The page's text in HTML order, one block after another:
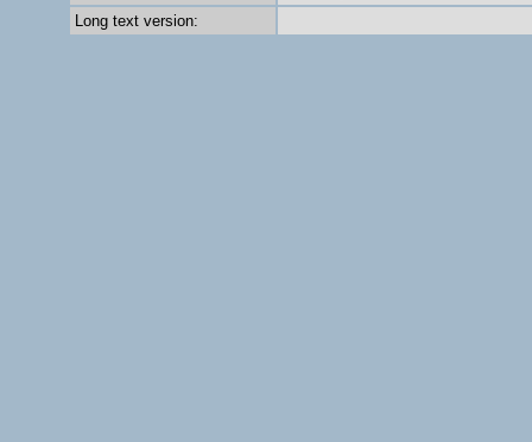
Long text version: